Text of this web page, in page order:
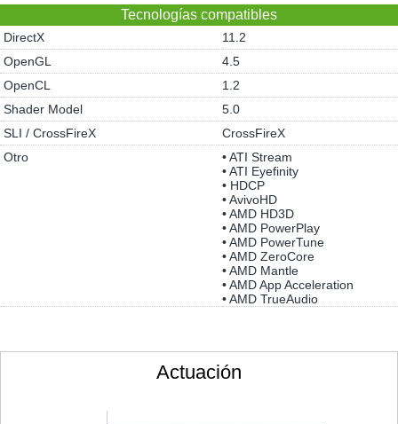
Tecnologías compatibles
DirectX
11.2
OpenGL
4.5
OpenCL
1.2
Shader Model
5.0
SLI / CrossFireX
CrossFireX
Otro
• ATI Stream
• ATI Eyefinity
• HDCP
• AvivoHD
• AMD HD3D
• AMD PowerPlay
• AMD PowerTune
• AMD ZeroCore
• AMD Mantle
• AMD App Acceleration
• AMD TrueAudio
Actuación